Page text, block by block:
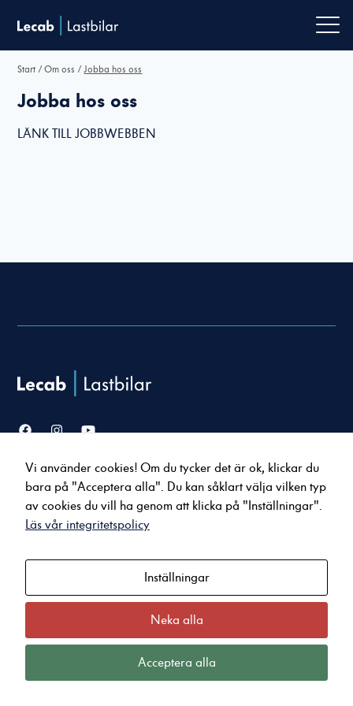
Start /Om oss /Jobba hos oss
Jobba hos oss
LÄNK TILL JOBBWEBBEN
Försäljning
Lastbilar
Bussar
Service & verkstad
Serviceavtal
Tillbehör & reservdelar
Nyheter
Kvalitet och miljö
Integritets- och Cookiepolicy
Kontakt
Karlstad
Arvika
Kristinehamn
Sunne
Vi använder cookies! Om du tycker det är ok, klickar du
bara på "Acceptera alla". Du kan såklart välja vilken typ
av cookies du vill ha genom att klicka på "Inställningar".
Läs vår integritetspolicy
Inställningar
Neka alla
Acceptera alla
Nödvändiga
hemsidan över
huvud taget
Statistik
För att vi ska